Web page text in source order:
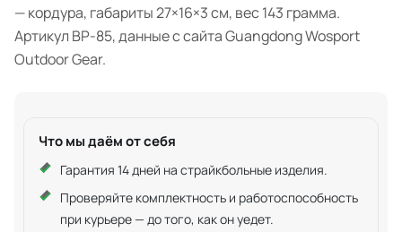
— кордура, габариты 27×16×3 см, вес 143 грамма.
Артикул BP-85, данные с сайта Guangdong Wosport
Outdoor Gear.
Что мы даём от себя
Гарантия 14 дней на страйкбольные изделия.
Проверяйте комплектность и работоспособность
при курьере — до того, как он уедет.